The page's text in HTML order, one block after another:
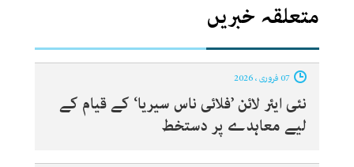
متعلقہ خبریں
نئی ایئر لائن ’فلائی ناس سیریا‘ کے قیام کے
لیے معاہدے پر دستخط